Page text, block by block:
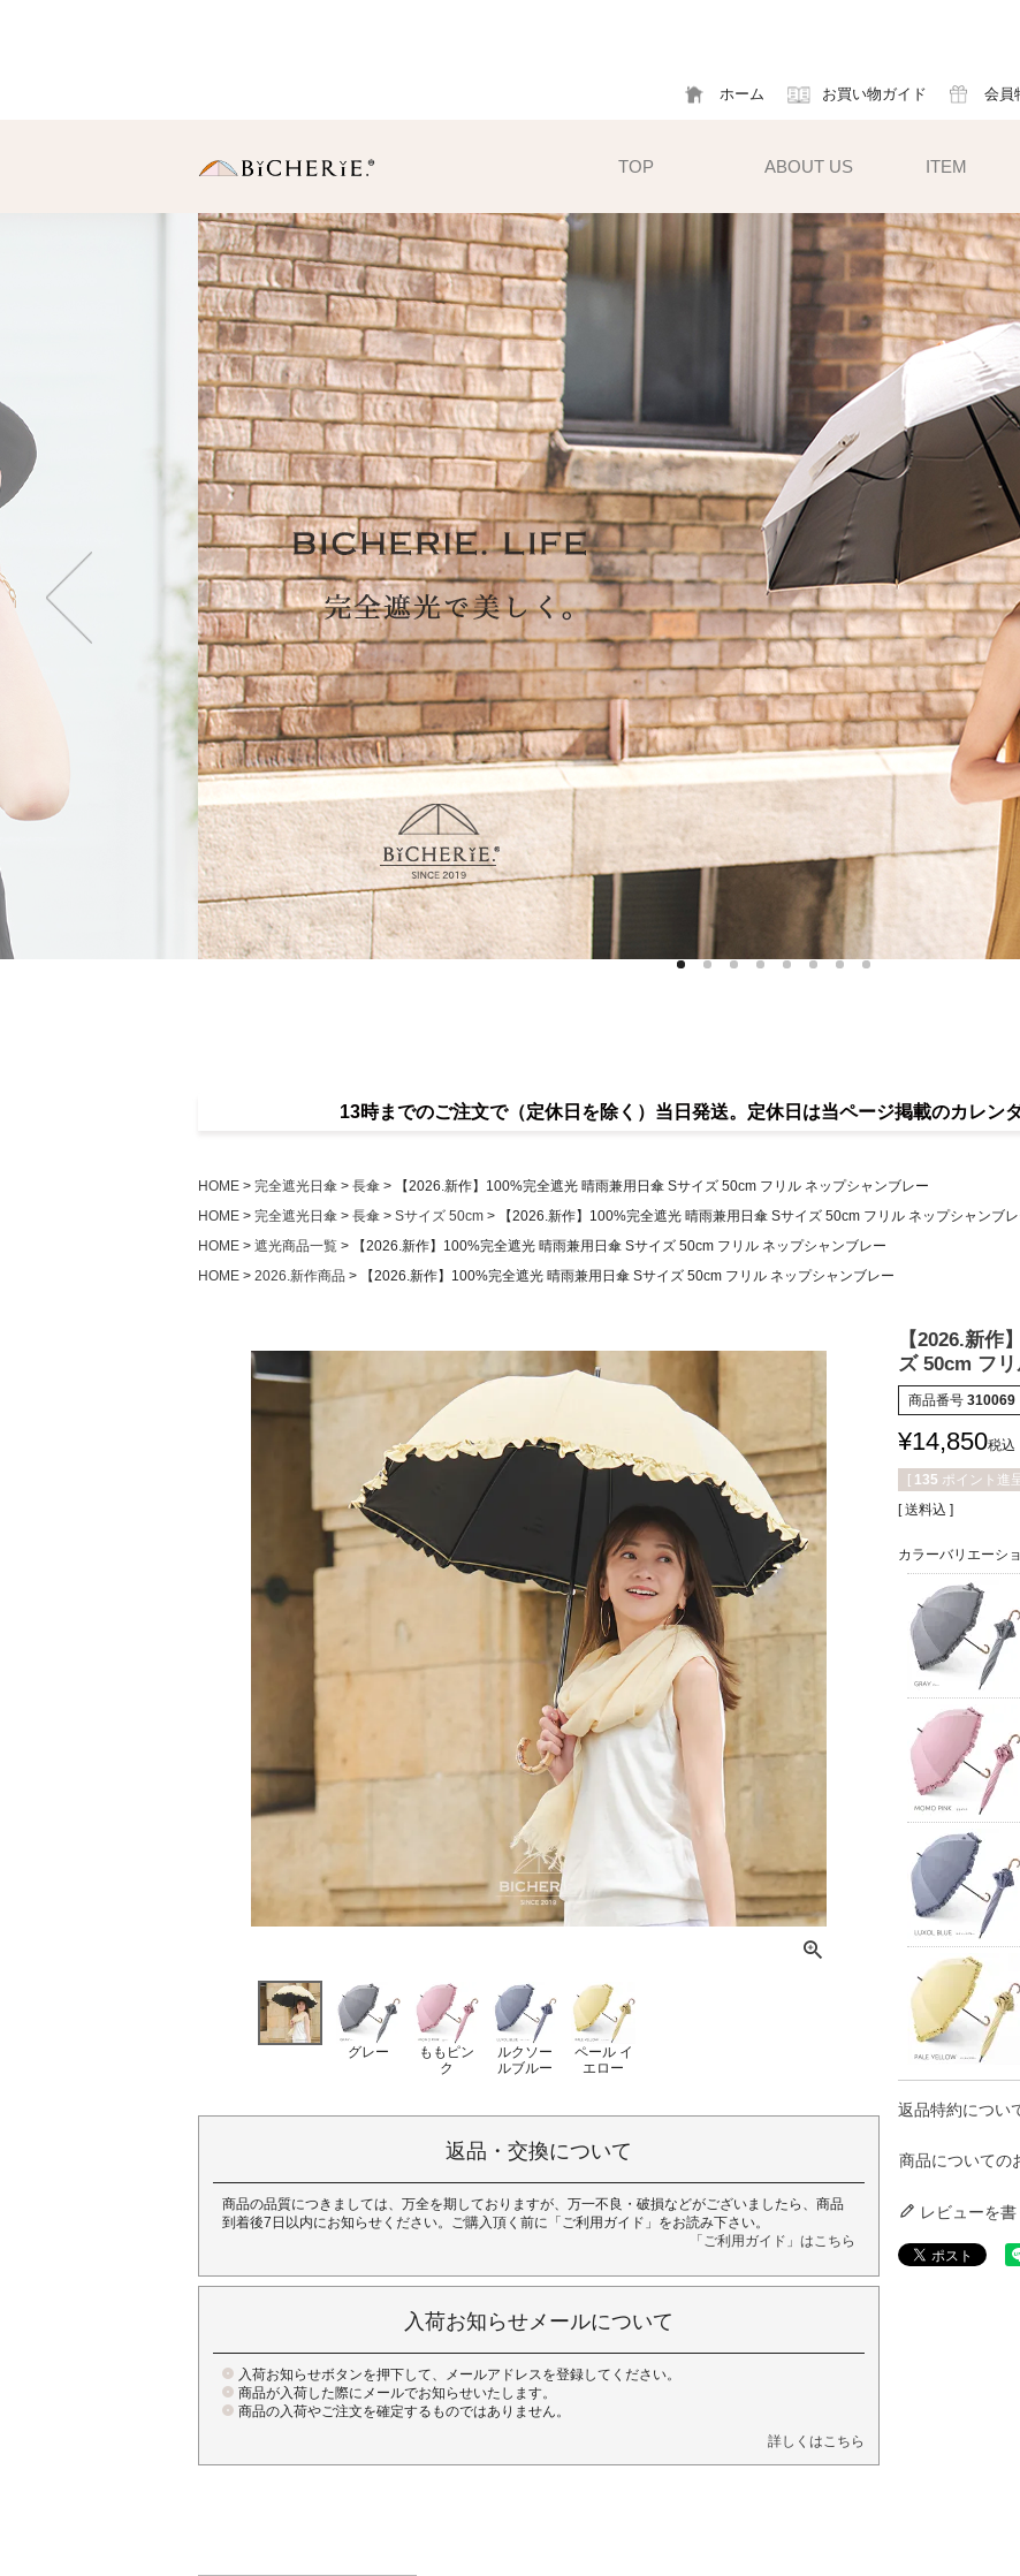
ホーム お買い物ガイド 会員
TOP ABOUT US ITEM
日傘
長傘
・Sサイズ（親骨50cm）
中棒伸縮タイプの使いやすい小ぶ
りサイズ。
・Ｍサイズ(親骨55cm)
一般的に使われている女性雨傘と
同サイズ。
折りたたみ傘
・2段タイプ(親骨50cm)
折りたたむのが楽で長傘のように
も持てます。
・3段タイプ(親骨50cm)
最もコンパクトになり折りたたま
ず閉じて持てます。
帽子
キャスケット
サンバイザー
異素材タイプ
ハットクリップ
ハットライナー
13時までのご注文で（定休日を除く）当日発送。定休日は当ページ掲載のカレン
HOME 完全遮光日傘 長傘
【2026.新作】100%完全遮光 晴雨兼用日傘 Sサイズ 50cm フリル ネップシャンブレー
HOME
完全遮光日傘 長傘 Sサイズ 50cm
【2026.新作】100%完全遮光 晴雨兼用日傘 Sサイズ 50cm フリル ネップシャンブ
HOME
遮光商品一覧
【2026.新作】100%完全遮光 晴雨兼用日傘 Sサイズ 50cm フリル ネップシャンブレー
HOME
2026.新作商品 【2026.新作】100%完全遮光 晴雨兼用日傘 Sサイズ 50cm フリル ネップシャンブレー
グレー
ももピン
ク
ルクソー
ルブルー
ペール イ
エロー
返品・交換について
商品の品質につきましては、万全を期しておりますが、万一不良・破損などがございましたら、商品
到着後7日以内にお知らせください。ご購入頂く前に「ご利用ガイド」をお読み下さい。
「ご利用ガイド」はこちら
入荷お知らせメールについて
入荷お知らせボタンを押下して、メールアドレスを登録してください。
商品が入荷した際にメールでお知らせいたします。
商品の入荷やご注文を確定するものではありません。
詳しくはこちら
【2026.新作
ズ 50cm フ
商品番号 310069
¥14,850税込
[ 135 ポイント進
送料込
カラーバリエーシ
返品特約につい
商品についての
レビューを書